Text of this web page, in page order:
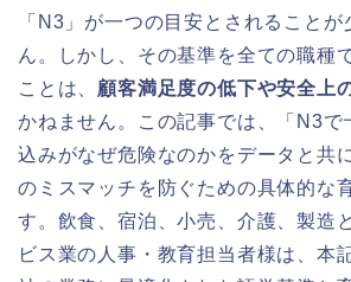
「N3」が一つの目安とされること
ん。しかし、その基準を全ての職種
ことは、 顧客満足度の低下や安全上
かねません。この記事では、「N3で
込みがなぜ危険なのかをデータと共
のミスマッチを防ぐための具体的な
す。飲食、宿泊、小売、介護、製造
ビス業の人事・教育担当者様は、本